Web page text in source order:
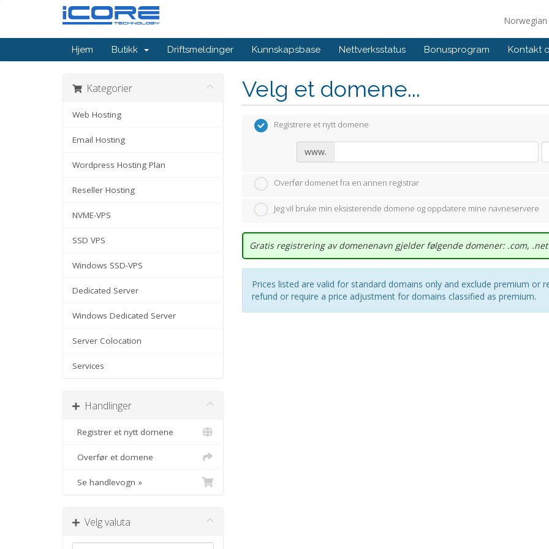
Norwegian
Hjem Butikk Driftsmeldinger Kunnskapsbase Nettverksstatus Bonusprogram Kontakt
Kategorier
Web Hosting
Email Hosting
Wordpress Hosting Plan
Reseller Hosting
NVME-VPS
SSD VPS
Windows SSD-VPS
Dedicated Server
Windows Dedicated Server
Server Colocation
Services
Handlinger
Registrer et nytt domene
Overfør et domene
Se handlevogn »
Velg valuta
Velg et domene...
Registrere et nytt domene
www.
Overfør domenet fra en annen registrar
Jeg vil bruke min eksisterende domene og oppdatere mine navneservere
Gratis registrering av domenenavn gjelder følgende domener: .com, .net
Prices listed are valid for standard domains only and exclude premium or
refund or require a price adjustment for domains classified as premium.